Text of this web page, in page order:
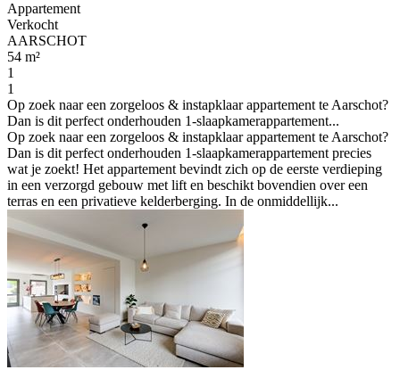
Appartement
Verkocht
AARSCHOT
54 m²
1
1
Op zoek naar een zorgeloos & instapklaar appartement te Aarschot?
Dan is dit perfect onderhouden 1-slaapkamerappartement...
Op zoek naar een zorgeloos & instapklaar appartement te Aarschot?
Dan is dit perfect onderhouden 1-slaapkamerappartement precies
wat je zoekt! Het appartement bevindt zich op de eerste verdieping
in een verzorgd gebouw met lift en beschikt bovendien over een
terras en een privatieve kelderberging. In de onmiddellijk...